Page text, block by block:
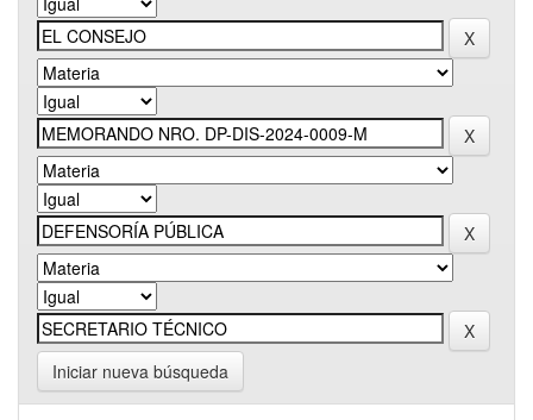
Iniciar nueva búsqueda